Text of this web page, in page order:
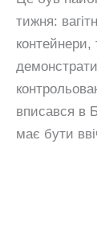
тижня:
контейнери,
вписався в
має бути